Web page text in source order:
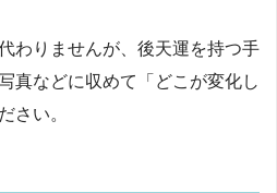
わりませんが、後天運を持つ手
真などに収めて「どこが変化し
さい。